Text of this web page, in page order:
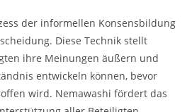
der informellen Konsensbildung
Diese Technik stellt
ihre Meinungen äußern und
entwickeln können, bevor
wird. Nemawashi fördert das